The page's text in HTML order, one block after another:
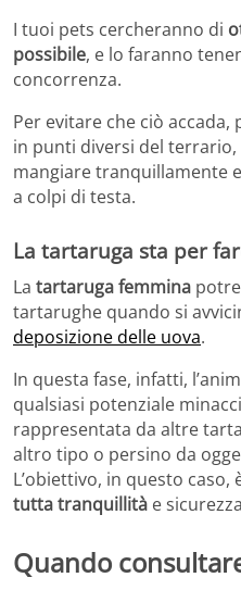
I tuoi pets cercheranno di
possibile, e lo faranno
concorrenza.
Per evitare che ciò
in punti diversi del
mangiare tranquillamente
a colpi di testa.
La tartaruga sta per
La tartaruga femmina
tartarughe quando si
deposizione delle uova.
In questa fase, infatti,
qualsiasi potenziale
rappresentata da altre
altro tipo o persino da
L’obiettivo, in questo caso,
tutta tranquillità e
Quando